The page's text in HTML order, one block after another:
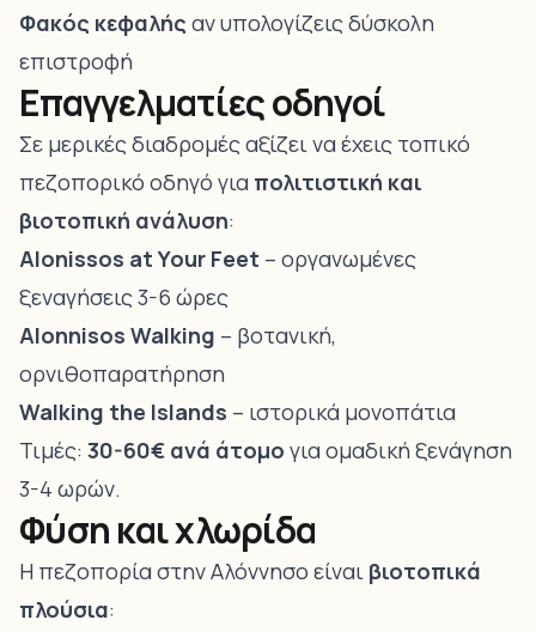
Φακός κεφαλής αν υπολογίζεις δύσκολη
επιστροφή
Επαγγελματίες οδηγοί
Σε μερικές διαδρομές αξίζει να έχεις τοπικό
πεζοπορικό οδηγό για πολιτιστική και
βιοτοπική ανάλυση:
Alonissos at Your Feet – οργανωμένες
ξεναγήσεις 3-6 ώρες
Alonnisos Walking – βοτανική,
ορνιθοπαρατήρηση
Walking the Islands – ιστορικά μονοπάτια
Τιμές: 30-60€ ανά άτομο για ομαδική ξενάγηση
3-4 ωρών.
Φύση και χλωρίδα
Η πεζοπορία στην Αλόννησο είναι βιοτοπικά
πλούσια: